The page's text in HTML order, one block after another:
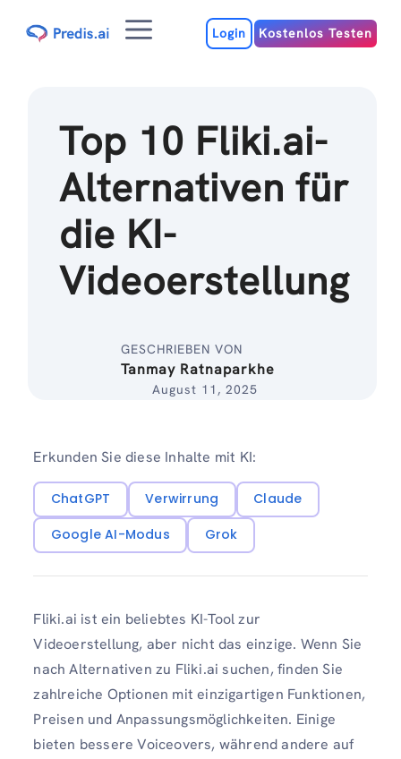
Inhalt
MenuLogin Kostenlos Testen
Top 10 Fliki.ai-
Alternativen für
die KI-
Videoerstellung
GESCHRIEBEN VON
Tanmay Ratnaparkhe
August 11, 2025
Erkunden Sie diese Inhalte mit KI:
ChatGPT Verwirrung
Claude
Google AI-Modus
Grok
Fliki.ai ist ein beliebtes KI-Tool zur
Videoerstellung, aber nicht das einzige. Wenn Sie
nach Alternativen zu Fliki.ai suchen, finden Sie
zahlreiche Optionen mit einzigartigen Funktionen,
Preisen und Anpassungsmöglichkeiten. Einige
bieten bessere Voiceovers, während andere auf